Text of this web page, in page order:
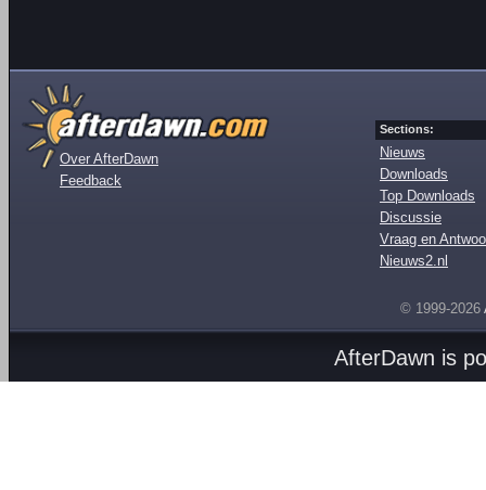
Over AfterDawn
Feedback
Sections:
Nieuws
Downloads
Top Downloads
Discussie
Vraag en
Nieuws2.nl
© 1999-2026
AfterDawn is